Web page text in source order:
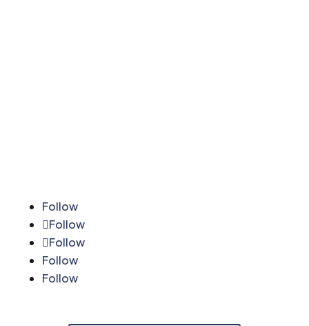
Follow
Follow
Follow
Follow
Follow